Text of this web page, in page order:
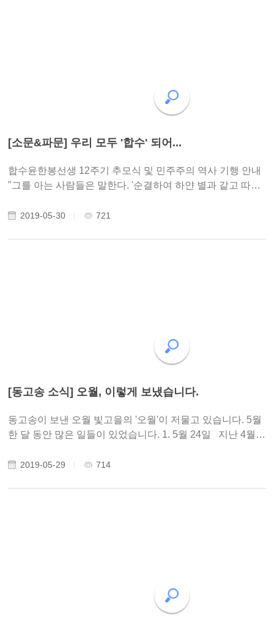
[소문&파문] 우리 모두 '합수' 되어...
합수윤한봉선생 12주기 추모식 및 민주주의 역사 기행 안내
"그를 아는 사람들은 말한다. '순결하여 하얀 별과 같고 따뜻
이들의 벗이라 일컬었으나 그는 다만 자신을 합수라 불리기
2019-05-30 721
[동고송 소식] 오월, 이렇게 보냈습니다.
동고송이 보낸 오월 빛고을의 '오월'이 저물고 있습니다. 5월
한 달 동안 많은 일들이 있었습니다. 1. 5월 24일 지난 4월
24일자로 모든 법적 절차를 마무리하였습니다. 지난 2월부
2019-05-29 714